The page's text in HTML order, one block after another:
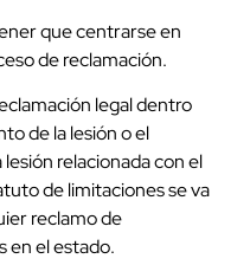
que centrarse en
de reclamación.
legal dentro
de la lesión o el
relacionada con el
de limitaciones se va
reclamo de
en el estado.